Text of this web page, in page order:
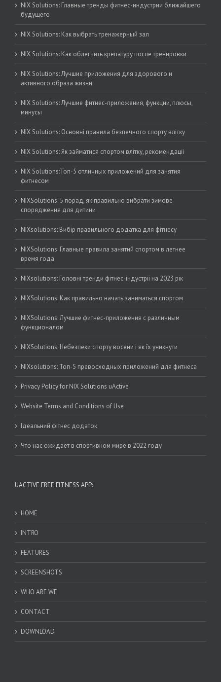
NIX Solutions: Главные тренды фитнес-индустрии ближайшего
будущего
NIX Solutions: Как выбрать тренажерный зал
NIX Solutions: Как облегчить крепатуру после тренировки
NIX Solutions: Лучшие приложения для здорового и
активного образа жизни
NIX Solutions: Лучшие фитнес-приложения, функции, плюсы,
минусы
NIX Solutions: Основні правила безпечного спорту влітку
NIX Solutions: Як займатися спортом влітку, рекомендації
NIX Solutions:Топ-5 отличных приложений для занятия
фитнесом
NIXSolutions: 5 порад, як правильно вибрати зимове
спорядження для дитини
NIXsolutions: Вибір правильного додатка для фітнесу
NIXSolutions: Главные правила занятий спортом в летнее
время года
NIXsolutions: Головні тренди фітнес-індустрії на 2023 рік
NIXSolutions: Как правильно начать заниматься спортом
NIXSolutions: Лучшие фитнес-приложения с различным
функционалом
NIXSolutions: Небезпеки спорту восени і як їх уникнути
NIXsolutions: Топ-5 превосходных приложений для фитнеса
Privacy Policy for NIX Solutions uActive
Website Terms and Conditions of Use
Ідеальний фітнес додаток
Что нас ожидает в спортивном мире в 2022 году
UACTIVE FREE FITNESS APP:
HOME
INTRO
FEATURES
SCREENSHOTS
WHO ARE WE
CONTACT
DOWNLOAD